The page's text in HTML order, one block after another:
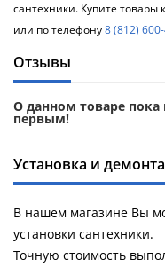
сантехники. Купите товары
или по телефону8 (812)
Отзывы
О данном товаре
первым!
Установка и
В нашем магазине Вы
установки сантехники.
Точную стоимость